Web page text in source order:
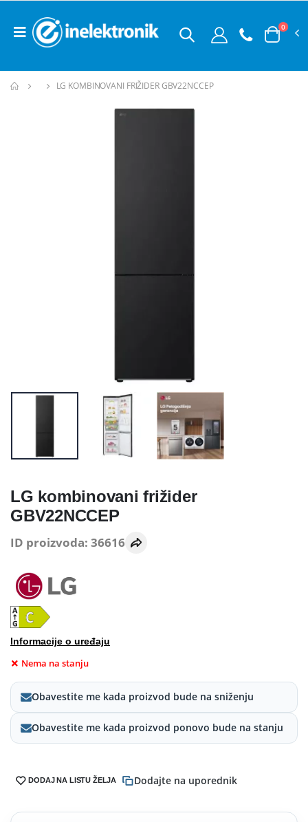
0
LG KOMBINOVANI FRIŽIDER GBV22NCCEP
LG kombinovani frižider
GBV22NCCEP
ID proizvoda: 36616
Informacije o uređaju
Nema na stanju
Obavestite me kada proizvod bude na sniženju
Obavestite me kada proizvod ponovo bude na stanju
DODAJ NA LISTU ŽELJA Dodajte na uporednik